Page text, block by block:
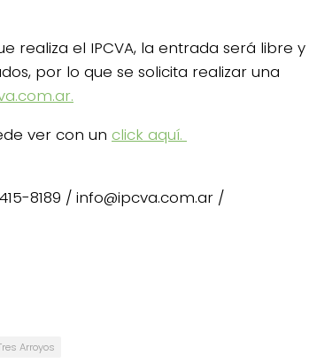
realiza el IPCVA, la entrada será libre y
por lo que se solicita realizar una
ver con un click aquí.
8189 / info@ipcva.com.ar /
Arroyos